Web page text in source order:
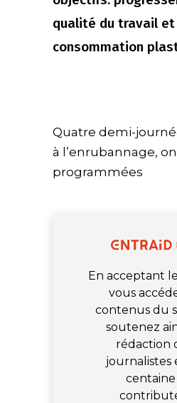
qualité du travail
consommation
Quatre demi-
à l’enrubannage,
programmées
En acceptant
vous
contenus du
soutenez
rédaction
journalistes